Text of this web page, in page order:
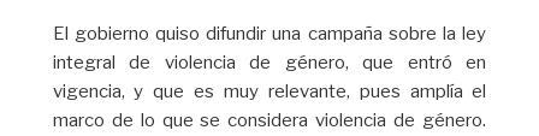
El gobierno quiso difundir una campaña sobre la ley
integral de violencia de género, que entró en
vigencia, y que es muy relevante, pues amplía el
marco de lo que se considera violencia de género.